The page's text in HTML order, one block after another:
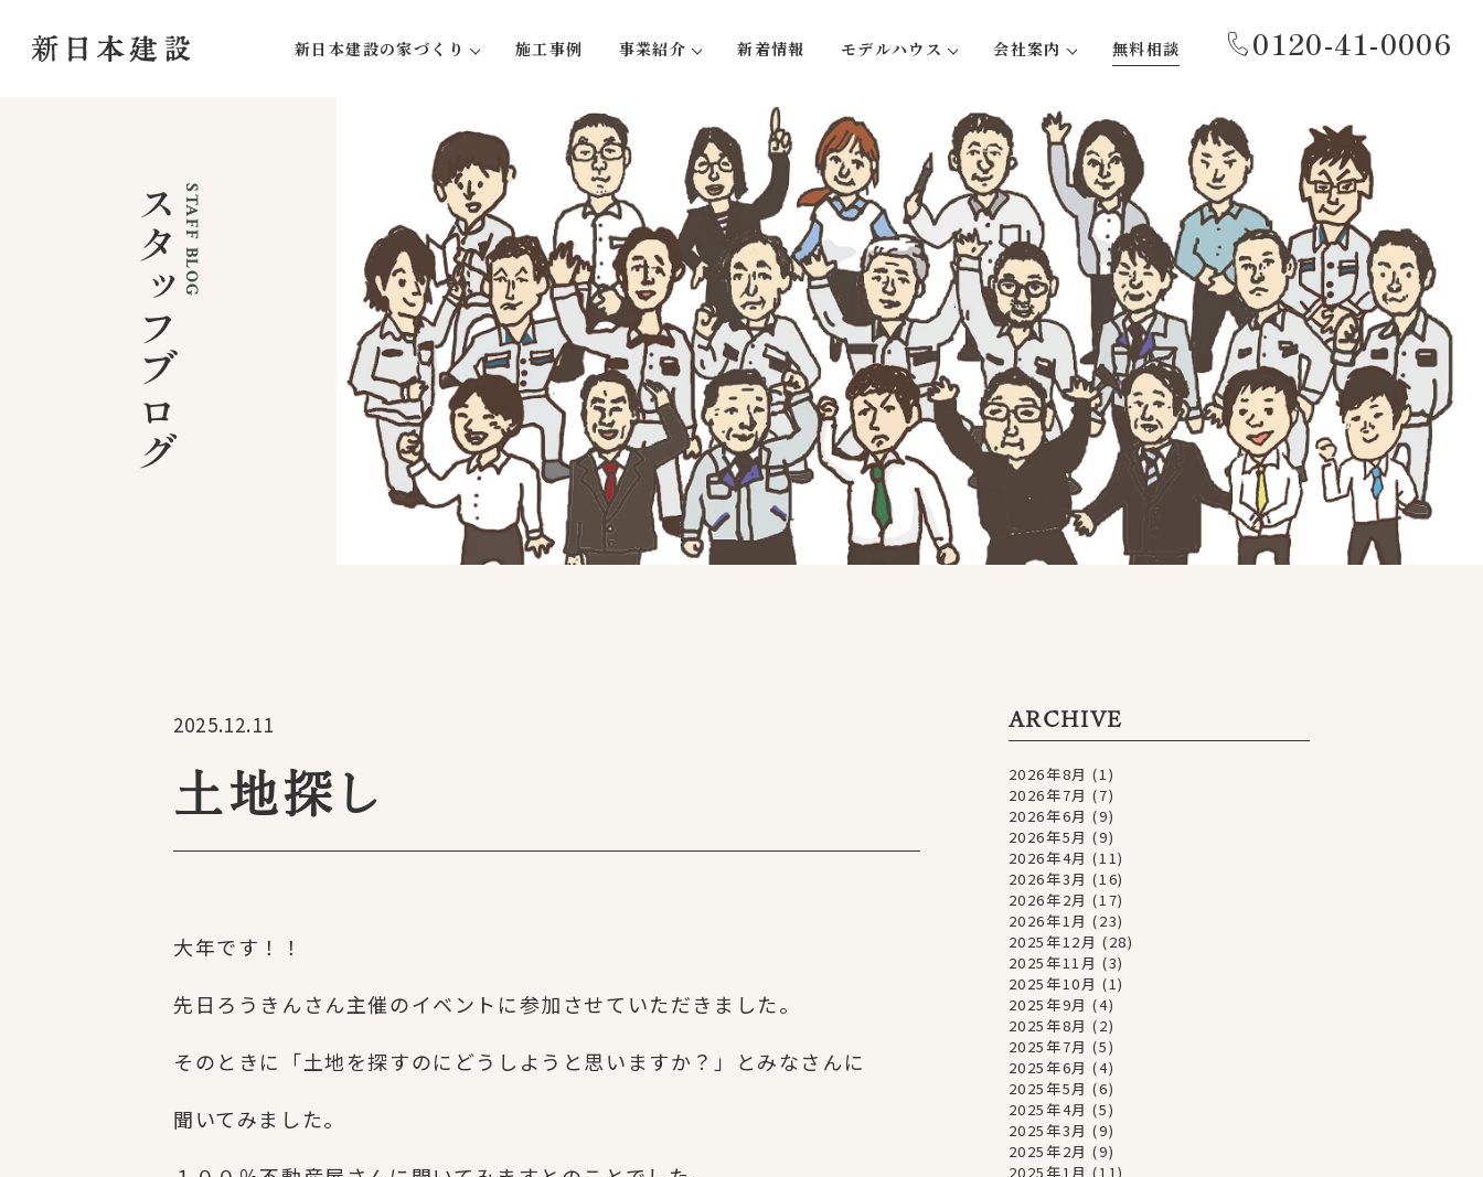
0120-41-0006
新日本建設の家づくり
アフターサポート
施工事例 事業紹介
リフォーム・リノベーション
大型木造事業
不動産事業
新着情報 モデルハウス 会社案内
事務所紹介
会社概要
沿革
社会貢献活動
無料相談
スタッフブログ
2025.12.11
土地探し
大年です！！
先日ろうきんさん主催のイベントに参加させていただきました。
そのときに「土地を探すのにどうしようと思いますか？」とみなさんに
聞いてみました。
ARCHIVE
2026年8月 (1)
2026年7月 (7)
2026年6月 (9)
2026年5月 (9)
2026年4月 (11)
2026年3月 (16)
2026年2月 (17)
2026年1月 (23)
2025年12月 (28)
2025年11月 (3)
2025年10月 (1)
2025年9月 (4)
2025年8月 (2)
2025年7月 (5)
2025年6月 (4)
2025年5月 (6)
2025年4月 (5)
2025年3月 (9)
2025年2月 (9)
2025年1月 (11)